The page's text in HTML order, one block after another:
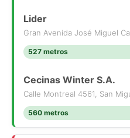
Lider
Gran Avenida José Miguel
527 metros
Cecinas Winter S.A.
Calle Montreal 4561, San
560 metros